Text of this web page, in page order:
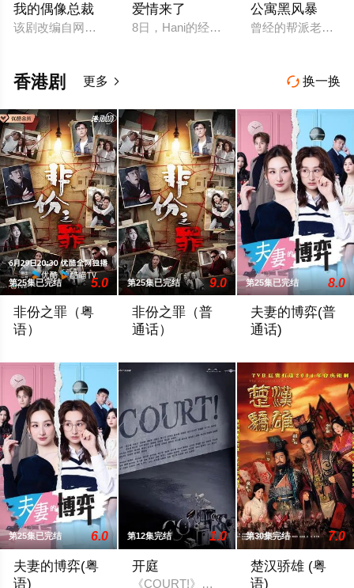
我的偶像总裁
该剧改编自网络漫画《我的欧巴是偶像》，是一部浪漫喜剧。
爱情来了
8日，Hani的经纪公司Sublime向OSEN透
公寓黑风暴
曾经的帮派老大急
 换一换
香港剧 更多 
第25集已完结 5.0
非份之罪（粤
语）
第25集已完结 9.0
非份之罪（普
通话）
第25集已完结 8.0
夫妻的博弈(普
通话)
第25集已完结 6.0
夫妻的博弈(粤
语)
第12集完结 1.0
开庭
《COURT!》由3个不同单元故事组成，
第30集完结 7.0
楚汉骄雄 (粤
语)